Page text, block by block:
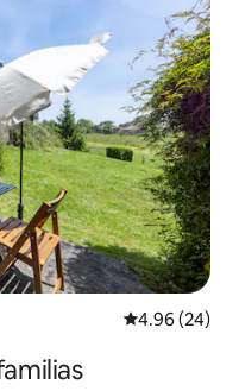
Calificación
4.96 (24)